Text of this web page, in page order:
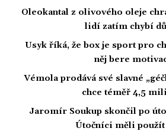
Oleokantal z olivového oleje
lidí zatím chybí
Usyk říká, že box je sport pro
něj bere
Vémola prodává své slavné
chce téměř 4,5
Jaromír Soukup skončil po
Útočníci měli použít